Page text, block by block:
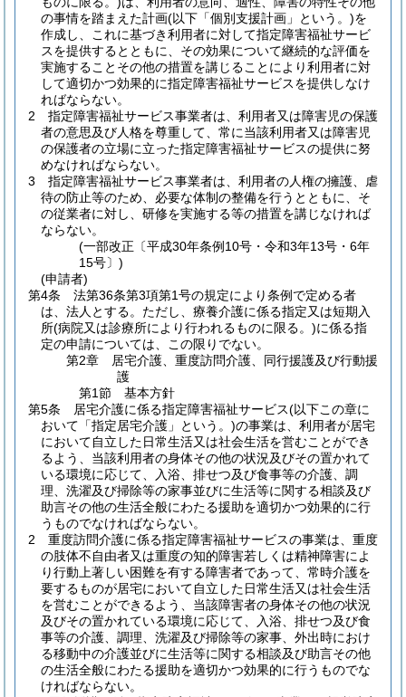
の事情を踏まえた計画(以下「個別支援計画」という。)を
作成し、これに基づき利用者に対して指定障害福祉サービ
スを提供するとともに、その効果について継続的な評価を
実施することその他の措置を講じることにより利用者に対
して適切かつ効果的に指定障害福祉サービスを提供しなけ
ればならない。
2
指定障害福祉サービス事業者は、利用者又は障害児の保護
者の意思及び人格を尊重して、常に当該利用者又は障害児
の保護者の立場に立った指定障害福祉サービスの提供に努
めなければならない。
3
指定障害福祉サービス事業者は、利用者の人権の擁護、虐
待の防止等のため、必要な体制の整備を行うとともに、そ
の従業者に対し、研修を実施する等の措置を講じなければ
ならない。
(一部改正〔平成30年条例10号・令和3年13号・6年
15号〕)
(申請者)
第4条
法第36条第3項第1号の規定により条例で定める者
は、法人とする。 ただし、療養介護に係る指定又は短期入
所(病院又は診療所により行われるものに限る。)に係る指
定の申請については、この限りでない。
第2章
居宅介護、重度訪問介護、同行援護及び行動援
護
第1節
基本方針
第5条
居宅介護に係る指定障害福祉サービス(以下この章に
おいて「指定居宅介護」という。)の事業は、利用者が居宅
において自立した日常生活又は社会生活を営むことができ
るよう、当該利用者の身体その他の状況及びその置かれて
いる環境に応じて、入浴、排せつ及び食事等の介護、調
理、洗濯及び掃除等の家事並びに生活等に関する相談及び
助言その他の生活全般にわたる援助を適切かつ効果的に行
うものでなければならない。
2
重度訪問介護に係る指定障害福祉サービスの事業は、重度
の肢体不自由者又は重度の知的障害若しくは精神障害によ
り行動上著しい困難を有する障害者であって、常時介護を
要するものが居宅において自立した日常生活又は社会生活
を営むことができるよう、当該障害者の身体その他の状況
及びその置かれている環境に応じて、入浴、排せつ及び食
事等の介護、調理、洗濯及び掃除等の家事、外出時におけ
る移動中の介護並びに生活等に関する相談及び助言その他
の生活全般にわたる援助を適切かつ効果的に行うものでな
ければならない。